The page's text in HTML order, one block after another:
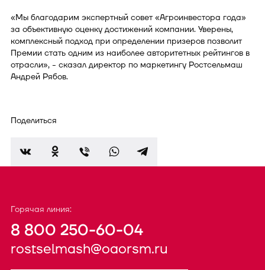
«Мы благодарим экспертный совет «Агроинвестора года»
за объективную оценку достижений компании. Уверены,
комплексный подход при определении призеров позволит
Премии стать одним из наиболее авторитетных рейтингов в
отрасли», - сказал директор по маркетингу Ростсельмаш
Андрей Рябов.
Поделиться
Горячая линия:
8 800 250-60-04
rostselmash@oaorsm.ru